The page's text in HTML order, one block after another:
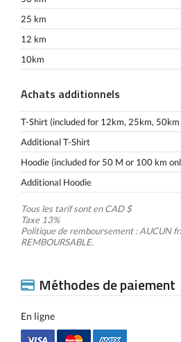
25 km
12 km
10km
Achats additionnels
T-Shirt (included for 12km, 25km, 50km
Additional T-Shirt
Hoodie (included for 50 M or 100 km
Additional Hoodie
Tous les tarif sont en CAD $
Taxe 13%
Politique de remboursement : AUCUN
REMBOURSABLE.
Méthodes de paiement
En ligne